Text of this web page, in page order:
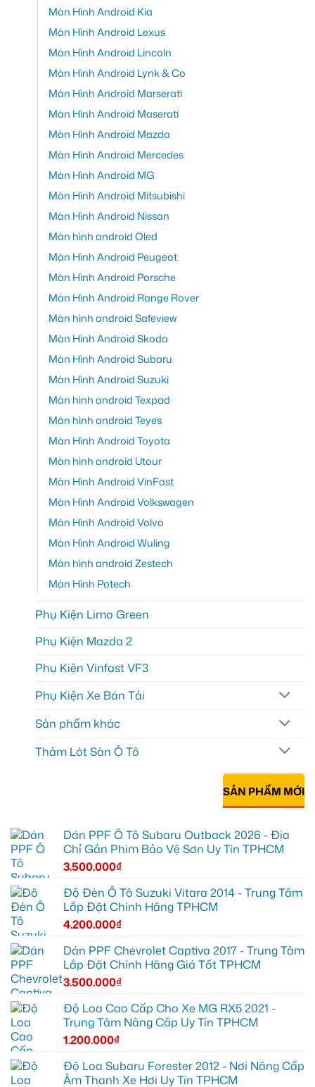
Màn Hình Android Kia
Màn Hình Android Lexus
Màn Hình Android Lincoln
Màn Hình Android Lynk & Co
Màn Hình Android Marserati
Màn Hình Android Maserati
Màn Hình Android Mazda
Màn Hình Android Mercedes
Màn Hình Android MG
Màn Hình Android Mitsubishi
Màn Hình Android Nissan
Màn hình android Oled
Màn Hình Android Peugeot
Màn Hình Android Porsche
Màn Hình Android Range Rover
Màn hình android Safeview
Màn Hình Android Skoda
Màn Hình Android Subaru
Màn Hình Android Suzuki
Màn hình android Texpad
Màn hình android Teyes
Màn Hình Android Toyota
Màn hình android Utour
Màn Hình Android VinFast
Màn Hình Android Volkswagen
Màn Hình Android Volvo
Màn Hình Android Wuling
Màn hình android Zestech
Màn Hình Potech
Phụ Kiện Limo Green
Phụ Kiện Mazda 2
Phụ Kiện Vinfast VF3
Phụ Kiện Xe Bán Tải
Sản phẩm khác
Thảm Lót Sàn Ô Tô
SẢN PHẨM MỚI
Dán PPF Ô Tô Subaru Outback 2026 - Địa
Chỉ Gắn Phim Bảo Vệ Sơn Uy Tín TPHCM
3.500.000₫
Độ Đèn Ô Tô Suzuki Vitara 2014 - Trung Tâm
Lắp Đặt Chính Hãng TPHCM
4.200.000₫
Dán PPF Chevrolet Captiva 2017 - Trung Tâm
Lắp Đặt Chính Hãng Giá Tốt TPHCM
3.500.000₫
Độ Loa Cao Cấp Cho Xe MG RX5 2021 -
Trung Tâm Nâng Cấp Uy Tín TPHCM
1.200.000₫
Độ Loa Subaru Forester 2012 - Nơi Nâng Cấp
Âm Thanh Xe Hơi Uy Tín TPHCM